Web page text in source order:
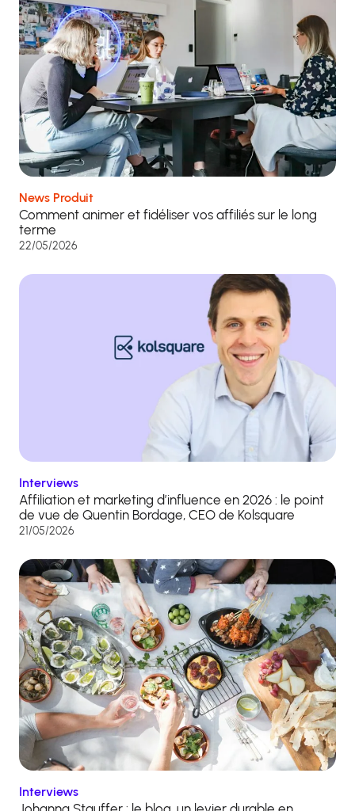
News Produit
Comment animer et fidéliser vos affiliés sur le long
terme
22/05/2026
Interviews
Affiliation et marketing d’influence en 2026 : le point
de vue de Quentin Bordage, CEO de Kolsquare
21/05/2026
Interviews